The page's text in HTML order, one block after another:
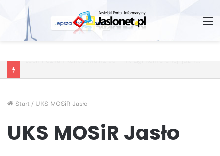
Start / UKS MOSiR Jasło
UKS MOSiR Jasło